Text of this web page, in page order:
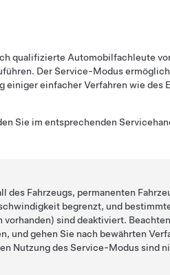
qualifizierte Automobilfachleute
Der Service-Modus
einiger einfacher Verfahren wie des
Sie im entsprechenden
des Fahrzeugs, permanenten
begrenzt, und
sind deaktiviert.
und gehen Sie nach bewährten
Nutzung des Service-Modus sind